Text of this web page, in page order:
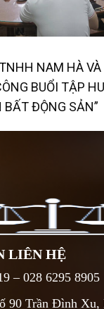
NAM HÀ
BUỔI TẬP
BẤT ĐỘNG SẢN”
LIÊN HỆ
– 028 6295 8905
90 Trần Đình Xu,